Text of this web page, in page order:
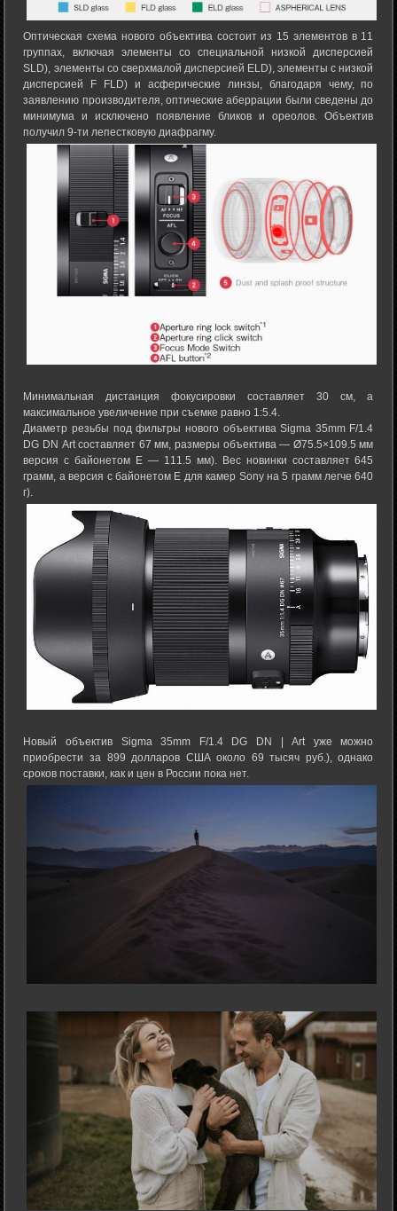
Оптическая схема нового объектива состоит из 15 элементов в 11
группах, включая элементы со специальной низкой дисперсией
SLD), элементы со сверхмалой дисперсией ELD), элементы с низкой
дисперсией F FLD) и асферические линзы, благодаря чему, по
заявлению производителя, оптические аберрации были сведены до
минимума и исключено появление бликов и ореолов. Объектив
получил 9-ти лепестковую диафрагму.
Минимальная дистанция фокусировки составляет 30 см, а
максимальное увеличение при съемке равно 1:5.4.
Диаметр резьбы под фильтры нового объектива Sigma 35mm F/1.4
DG DN Art составляет 67 мм, размеры объектива — Ø75.5×109.5 мм
версия с байонетом E — 111.5 мм). Вес новинки составляет 645
грамм, а версия с байонетом E для камер Sony на 5 грамм легче 640
г).
Новый объектив Sigma 35mm F/1.4 DG DN | Art уже можно
приобрести за 899 долларов США около 69 тысяч руб.), однако
сроков поставки, как и цен в России пока нет.